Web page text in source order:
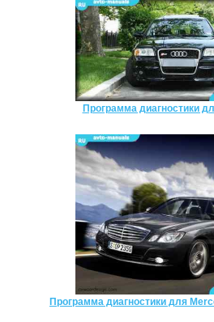
Программа диагностики
Программа диагностики для